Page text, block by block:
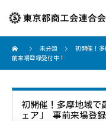
未分類
初開催！
前来場登録受付中！
初開催！多摩地域で
ェア」 事前来場登録